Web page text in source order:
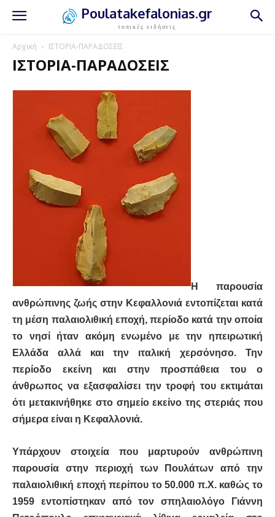
Poulatakefalonias.gr
τοπικές ειδήσεις
Αρχική ΙΣΤΟΡΙΑ-ΠΑΡΑΔΟΣΕΙΣ
ΙΣΤΟΡΙΑ-ΠΑΡΑΔΟΣΕΙΣ
Η παρουσία
ανθρώπινης ζωής στην Κεφαλλονιά εντοπίζεται κατά
τη μέση παλαιολιθική εποχή, περίοδο κατά την οποία
το νησί ήταν ακόμη ενωμένο με την ηπειρωτική
Ελλάδα αλλά και την ιταλική χερσόνησο. Την
περίοδο εκείνη και στην προσπάθεια του ο
άνθρωπος να εξασφαλίσει την τροφή του εκτιμάται
ότι μετακινήθηκε στο σημείο εκείνο της στεριάς που
σήμερα είναι η Κεφαλλονιά.
Υπάρχουν στοιχεία που μαρτυρούν ανθρώπινη
παρουσία στην περιοχή των Πουλάτων από την
παλαιολιθική εποχή περίπου το 50.000 π.Χ. καθώς το
1959 εντοπίστηκαν από τον σπηλαιολόγο Γιάννη